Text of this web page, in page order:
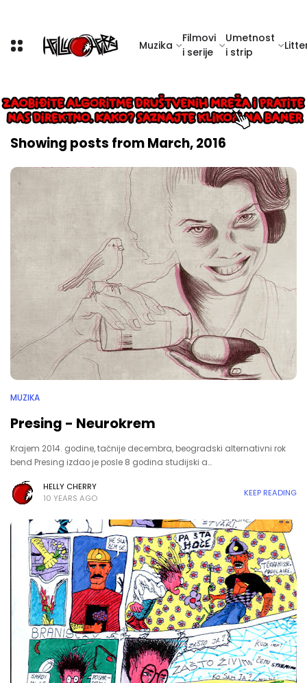
Muzika
Filmovi
i serije
Umetnost
i strip
Showing posts from March, 2016
MUZIKA
Presing - Neurokrem
Krajem 2014. godine, tačnije decembra, beogradski alternativni rok
bend Presing izdao je posle 8 godina studijski a…
HELLY CHERRY
10 YEARS AGO
KEEP READING